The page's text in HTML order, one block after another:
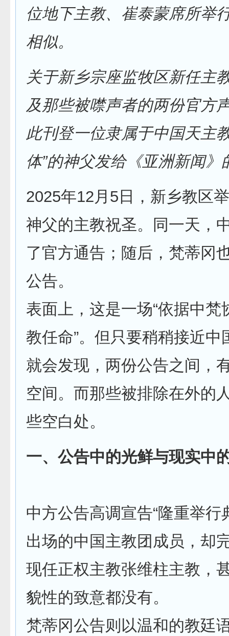
位地下主教、崔泰蒙席所举
相似。
关于新乡宗座监牧区新任主
及那些被噤声者的两份官方
此刊登一位隶属于中国天主
体”的神父发给《亚洲新闻》
2025年12月5日，新乡教区
神父的主教祝圣。同一天，
了官方通告；随后，梵蒂冈
公告。
表面上，这是一场“依据中梵
教任命”。但只要稍稍接近中
就会发现，两份公告之间，
空间。而那些被排除在外的
些空白处。
一、公告中的光鲜与现实中
中方公告高调宣告“隆重举行
出场的中国主教团成员，却
现任正权主教张维柱主教，
貌性的致意都没有。
梵蒂冈公告则以温和的教